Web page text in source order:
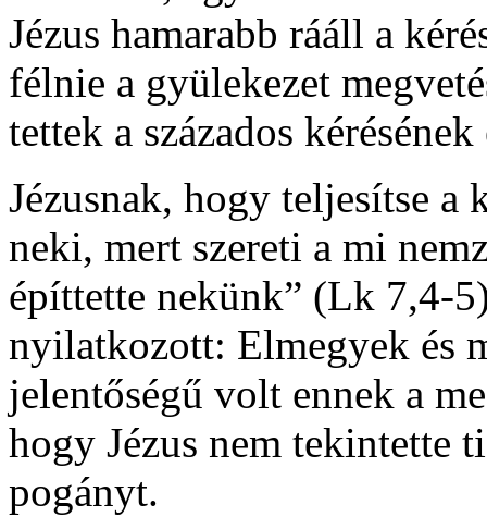
Jézus hamarabb rááll a
félnie a gyülekezet
tettek a százados
Jézusnak, hogy teljesítse a
neki, mert sze­reti a mi
építtette nekünk” (Lk 7,4-
nyilatkozott: Elmegyek és
jelentőségű volt ennek a
hogy Jézus nem tekintette
pogányt.